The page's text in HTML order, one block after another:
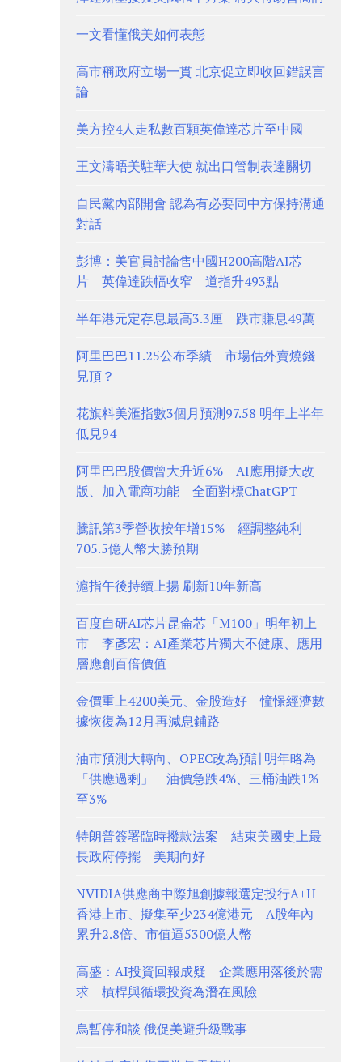
一文看懂俄美如何表態
高市稱政府立場一貫 北京促立即收回錯誤言
論
美方控4人走私數百顆英偉達芯片至中國
王文濤晤美駐華大使 就出口管制表達關切
自民黨內部開會 認為有必要同中方保持溝通
對話
彭博：美官員討論售中國H200高階AI芯
片 英偉達跌幅收窄 道指升493點
半年港元定存息最高3.3厘 跌市賺息49萬
阿里巴巴11.25公布季績 市場估外賣燒錢
見頂？
花旗料美滙指數3個月預測97.58 明年上半年
低見94
阿里巴巴股價曾大升近6% AI應用擬大改
版、加入電商功能 全面對標ChatGPT
騰訊第3季營收按年增15% 經調整純利
705.5億人幣大勝預期
滬指午後持續上揚 刷新10年新高
百度自研AI芯片昆侖芯「M100」明年初上
市 李彥宏：AI產業芯片獨大不健康、應用
層應創百倍價值
金價重上4200美元、金股造好 憧憬經濟數
據恢復為12月再減息鋪路
油市預測大轉向、OPEC改為預計明年略為
「供應過剩」 油價急跌4%、三桶油跌1%
至3%
特朗普簽署臨時撥款法案 結束美國史上最
長政府停擺 美期向好
NVIDIA供應商中際旭創據報選定投行A+H
香港上市、擬集至少234億港元 A股年內
累升2.8倍、市值逼5300億人幣
高盛：AI投資回報成疑 企業應用落後於需
求 槓桿與循環投資為潛在風險
烏暫停和談 俄促美避升級戰事